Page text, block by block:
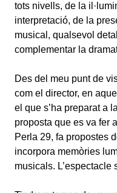
tots nivells, de la
interpretació, de la
musical, qualsevol
complementar la
Des del meu punt de
com el director, en
el que s’ha preparat a
proposta que es va fer
Perla 29, fa propostes
incorpora memòries
musicals. L’espectacle